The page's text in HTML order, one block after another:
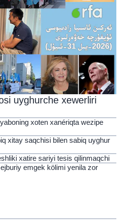
uyghurche xewerliri
xoten xanériqta wezipe
xitay saqchisi bilen sabiq uyghur
xatire sariyi tesis qilinmaqchi
emgek kölimi yenila zor